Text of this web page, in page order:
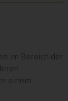
im Bereich der
einem